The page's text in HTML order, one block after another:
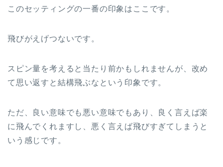
このセッティングの一番の印象はここです。
飛びがえげつないです。
スピン量を考えると当たり前かもしれませんが、改め
て思い返すと結構飛ぶなという印象です。
ただ、良い意味でも悪い意味でもあり、良く言えば楽
に飛んでくれますし、悪く言えば飛びすぎてしまうと
いう感じです。